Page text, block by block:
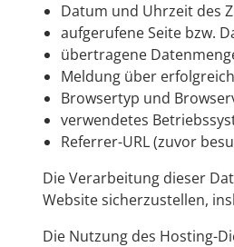
Datum und Uhrzeit des
aufgerufene Seite bzw.
übertragene
Meldung über
Browsertyp und
verwendetes
Referrer-URL (zuvor
Die Verarbeitung dieser
Website sicherzustellen,
Die Nutzung des Hosting-